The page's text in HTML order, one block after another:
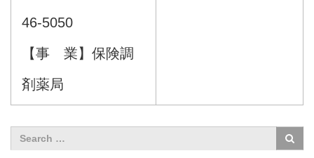
46-5050
【事 業】保険調
剤薬局